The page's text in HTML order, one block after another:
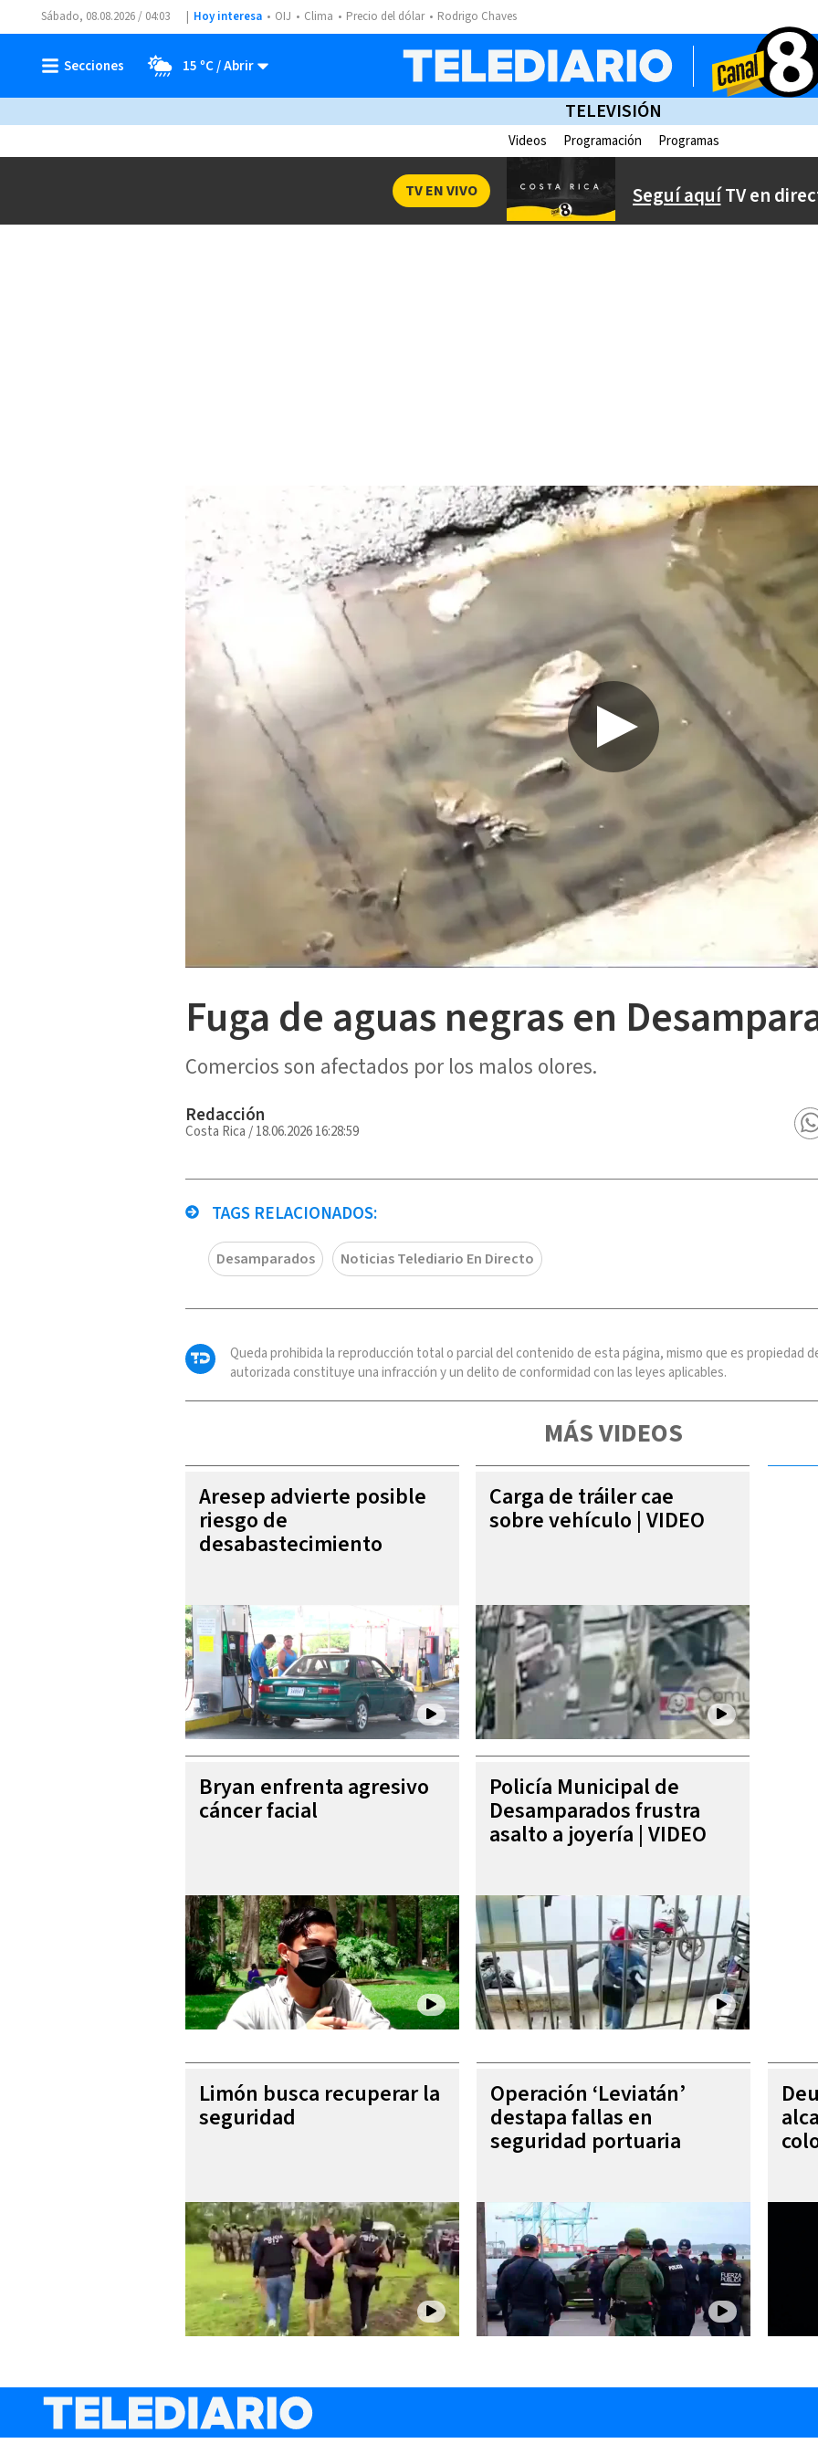
Sábado, 08.08.2026 / 04:03 Hoy interesa OIJ Clima Precio del dólar Rodrigo Chaves
15 ºC
TELEVISIÓN
Videos Programación Programas
Seguí aquíTV en
TV EN VIVO
Fuga de aguas negras en
Comercios son afectados por los malos olores.
Redacción
Costa Rica /18.06.2026 16:28:59
TAGS RELACIONADOS:
Desamparados Noticias Telediario En Directo
Queda prohibida la reproducción total o parcial del contenido de esta página, mismo que es propiedad
autorizada constituye una infracción y un delito de conformidad con las leyes aplicables.
MÁS VIDEOS
Aresep advierte posible
riesgo de
desabastecimiento
Carga de tráiler cae
sobre vehículo | VIDEO
Bryan enfrenta agresivo
cáncer facial
Policía Municipal de
Desamparados frustra
asalto a joyería | VIDEO
Limón busca recuperar la
seguridad
Operación ‘Leviatán’
destapa fallas en
seguridad portuaria